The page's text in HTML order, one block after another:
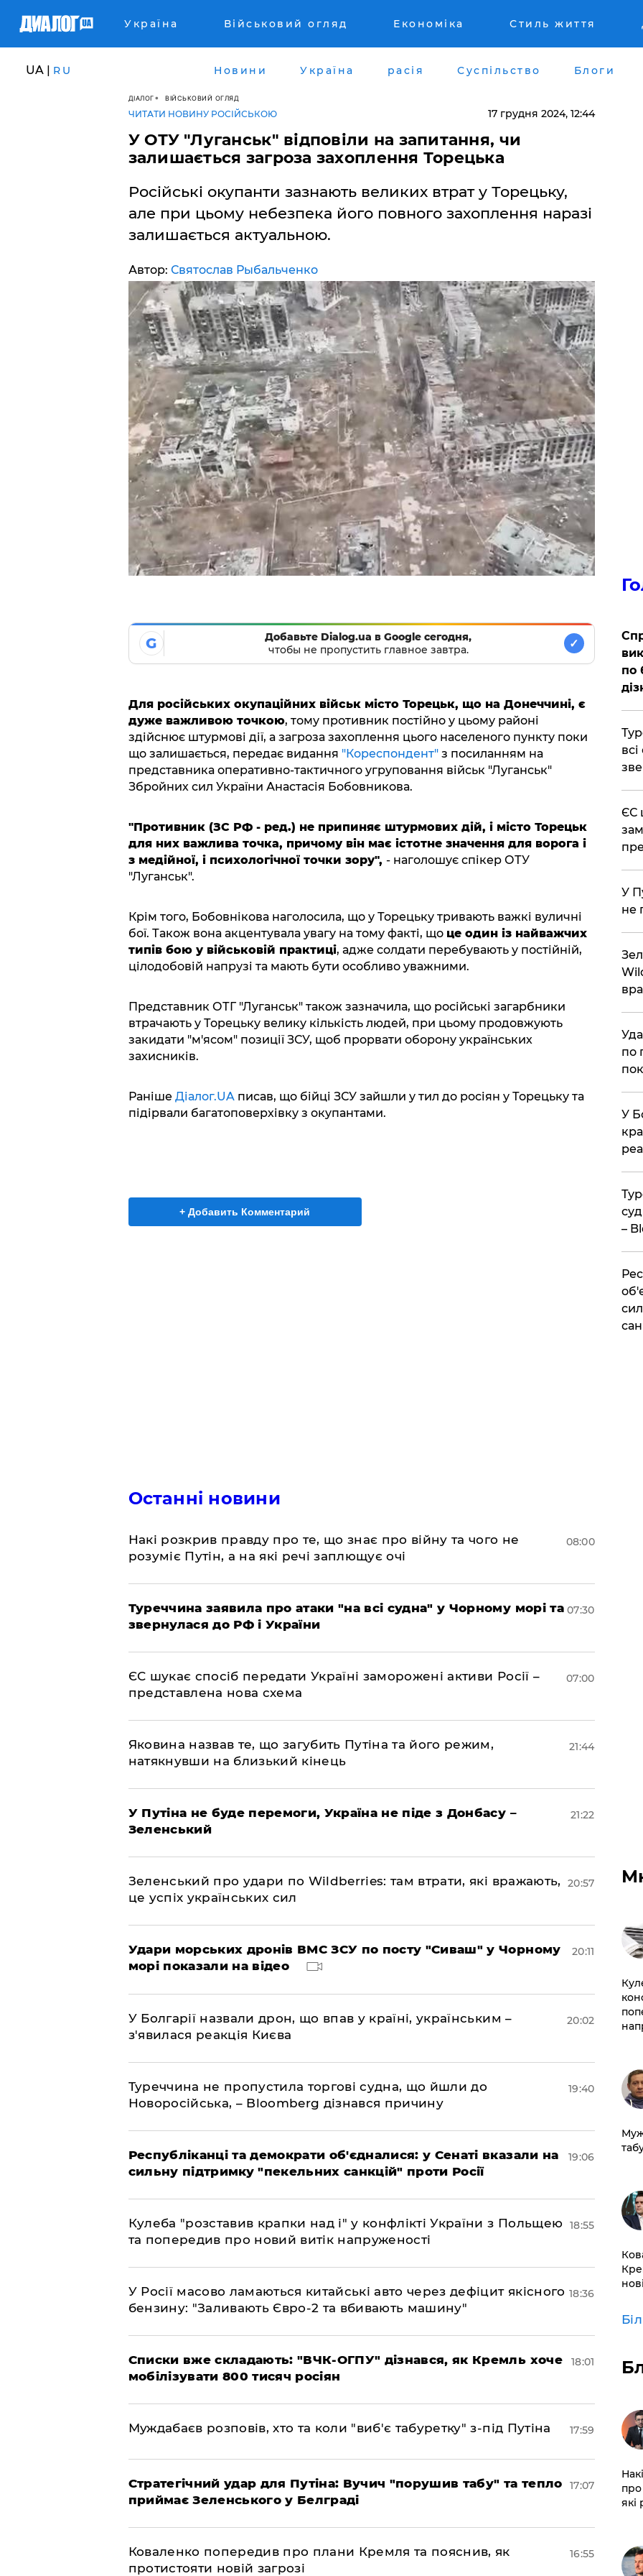
Україна Військовий огляд Економіка Стиль життя
UA | RU Новини Україна расія Суспільство Блоги
ДІАЛОГ ВІЙСЬКОВИЙ ОГЛЯД
ЧИТАТИ НОВИНУ РОСІЙСЬКОЮ 17 грудня 2024, 12:44
У ОТУ "Луганськ" відповіли на запитання, чи
залишається загроза захоплення Торецька
Російські окупанти зазнають великих втрат у Торецьку,
але при цьому небезпека його повного захоплення наразі
залишається актуальною.
Автор: Святослав Рыбальченко
G
Добавьте Dialog.ua в Google сегодня,
чтобы не пропустить главное завтра.
✓
Для російських окупаційних військ місто Торецьк, що на Донеччині, є
дуже важливою точкою, тому противник постійно у цьому районі
здійснює штурмові дії, а загроза захоплення цього населеного пункту поки
що залишається, передає видання "Кореспондент"з посиланням на
представника оперативно-тактичного угруповання військ "Луганськ"
Збройних сил України Анастасія Бобовникова.
"Противник (ЗС РФ - ред.) не припиняє штурмових дій, і місто Торецьк
для них важлива точка, причому він має істотне значення для ворога і
з медійної, і психологічної точки зору", - наголошує спікер ОТУ
"Луганськ".
Крім того, Бобовнікова наголосила, що у Торецьку тривають важкі вуличні
бої. Також вона акцентувала увагу на тому факті, що це один із найважчих
типів бою у військовій практиці, адже солдати перебувають у постійній,
цілодобовій напрузі та мають бути особливо уважними.
Представник ОТГ "Луганськ" також зазначила, що російські загарбники
втрачають у Торецьку велику кількість людей, при цьому продовжують
закидати "м'ясом" позиції ЗСУ, щоб прорвати оборону українських
захисників.
Раніше Діалог.UAписав, що бійці ЗСУ зайшли у тил до росіян у Торецьку та
підірвали багатоповерхівку з окупантами.
+ Добавить Комментарий
Останні новини
Накі розкрив правду про те, що знає про війну та чого не
розуміє Путін, а на які речі заплющує очі
08:00
Туреччина заявила про атаки "на всі судна" у Чорному морі та
звернулася до РФ і України
07:30
ЄС шукає спосіб передати Україні заморожені активи Росії –
представлена ​​нова схема
07:00
Яковина назвав те, що загубить Путіна та його режим,
натякнувши на близький кінець
21:44
У Путіна не буде перемоги, Україна не піде з Донбасу –
Зеленський
21:22
Зеленський про удари по Wildberries: там втрати, які вражають,
це успіх українських сил
20:57
Удари морських дронів ВМС ЗСУ по посту "Сиваш" у Чорному
морі показали на відео
20:11
У Болгарії назвали дрон, що впав у країні, українським –
з'явилася реакція Києва
20:02
Туреччина не пропустила торгові судна, що йшли до
Новоросійська, – Bloomberg дізнався причину
19:40
Республіканці та демократи об'єдналися: у Сенаті вказали на
сильну підтримку "пекельних санкцій" проти Росії
19:06
Кулеба "розставив крапки над і" у конфлікті України з Польщею
та попередив про новий витік напруженості
18:55
У Росії масово ламаються китайські авто через дефіцит якісного
бензину: "Заливають Євро-2 та вбивають машину"
18:36
Списки вже складають: "ВЧК-ОГПУ" дізнався, як Кремль хоче
мобілізувати 800 тисяч росіян
18:01
Муждабаєв розповів, хто та коли "виб'є табуретку" з-під Путіна 17:59
Стратегічний удар для Путіна: Вучич "порушив табу" та тепло
приймає Зеленського у Белграді
17:07
Коваленко попередив про плани Кремля та пояснив, як
протистояти новій загрозі
16:55
по
ЄС
У
не
по
У
–
про
які